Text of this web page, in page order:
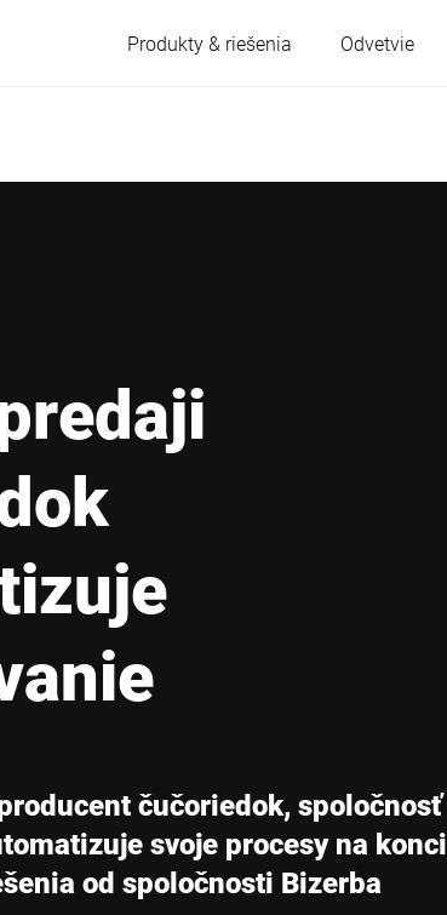
Produkty & riešenia Odvetvie
čučoriedok, spoločnosť
svoje procesy na konci
od spoločnosti Bizerba